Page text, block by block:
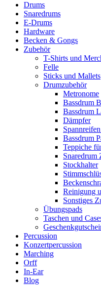
Drums
Snaredrums
E-Drums
Hardware
Becken & Gongs
Zubehör
T-Shirts und
Felle
Sticks und Mallets
Drumzubehör
Metronome
Bassdrum
Bassdrum
Dämpfer
Bassdrum
Teppiche
Snaredrum
Stockhalter
Reinigung
Sonstiges
Übungspads
Taschen und
Percussion
Konzertpercussion
Marching
Orff
In-Ear
Blog